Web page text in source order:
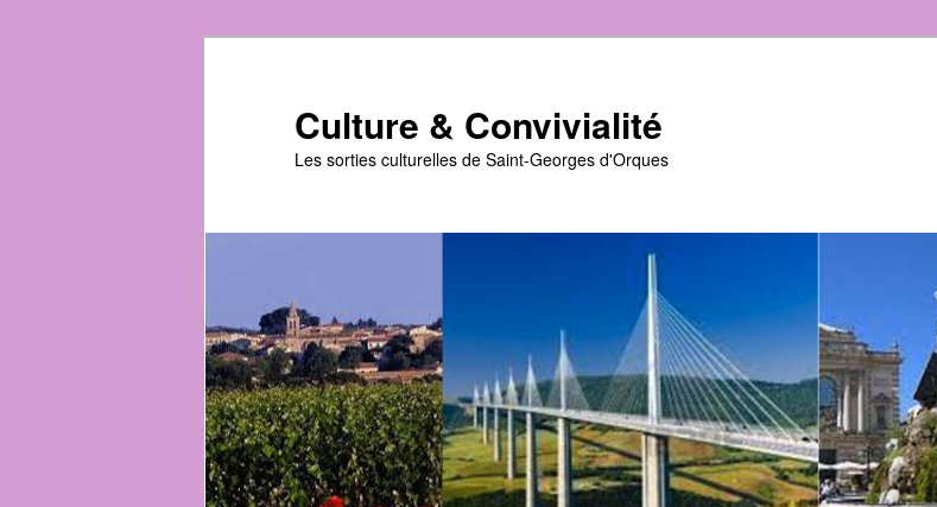
Culture & Convivialité
Les sorties culturelles de Saint-Georges d'Orques